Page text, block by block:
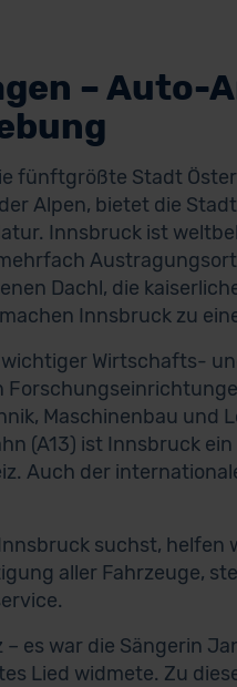
– Auto-
fünftgrößte Stadt
Alpen, bietet die
Innsbruck ist
Dachl, die
Innsbruck zu
Wirtschafts-
Maschinenbau und
(A13) ist Innsbruck
Auch der
suchst, helfen
aller Fahrzeuge,
es war die Sängerin
Lied widmete. Zu